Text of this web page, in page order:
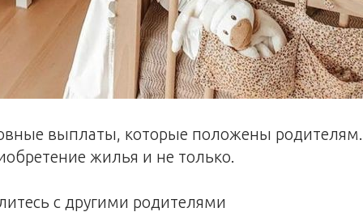
выплаты, которые положены
жилья и не только.
с другими родителями